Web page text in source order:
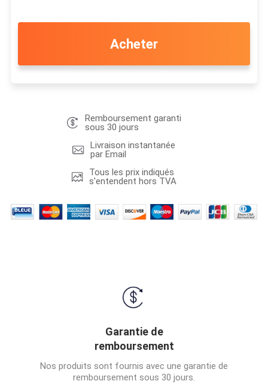
Acheter
Remboursement garanti
sous 30 jours
Livraison instantanée
par Email
Tous les prix indiqués
s'entendent hors TVA
Garantie de
remboursement
Nos produits sont fournis avec une garantie de
remboursement sous 30 jours.